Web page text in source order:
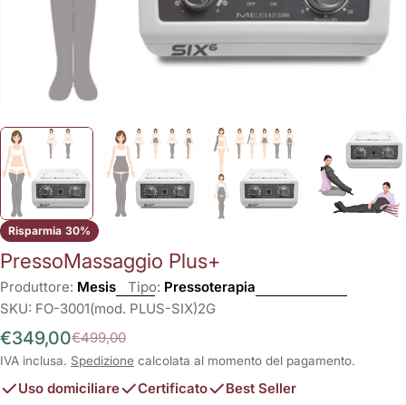
Risparmia 30%
PressoMassaggio Plus+
Produttore: Mesis Tipo: Pressoterapia
SKU: FO-3001(mod. PLUS-SIX)2G
Prezzo
di
vendita
€349,00
Prezzo
normale
€499,00
IVA inclusa. Spedizione calcolata al momento del pagamento.
Uso domiciliare Certificato Best Seller